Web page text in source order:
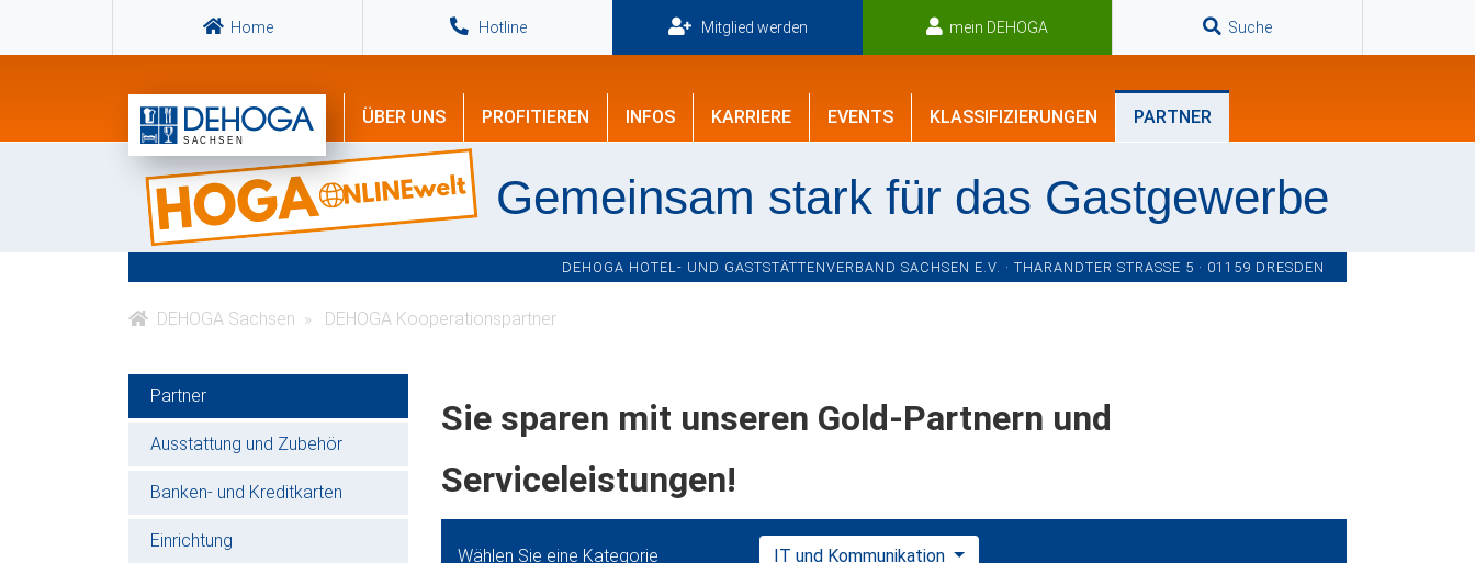
Home Hotline Mitglied werden mein DEHOGA Suche
ÜBER UNS PROFITIEREN INFOS KARRIERE EVENTS KLASSIFIZIERUNGEN PARTNER
Gemeinsam stark für das Gastgewerbe
DEHOGA HOTEL- UND GASTSTÄTTENVERBAND SACHSEN E.V. · THARANDTER STRASSE 5 · 01159 DRESDEN
DEHOGA Sachsen DEHOGA Kooperationspartner
Partner
Ausstattung und Zubehör
Banken- und Kreditkarten
Einrichtung
Sie sparen mit unseren Gold-Partnern und
Serviceleistungen!
Wählen Sie eine Kategorie IT und Kommunikation